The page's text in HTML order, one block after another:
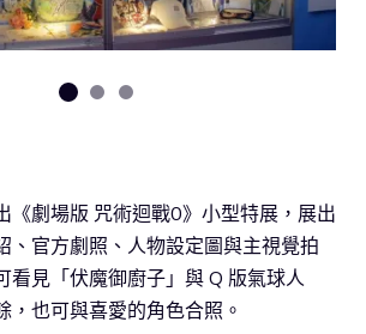
《劇場版 咒術迴戰0》小型特展，展出
、官方劇照、人物設定圖與主視覺拍
看見「伏魔御廚子」與 Q 版氣球人
，也可與喜愛的角色合照。